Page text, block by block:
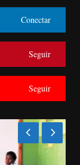
Conectar
Seguir
Seguir